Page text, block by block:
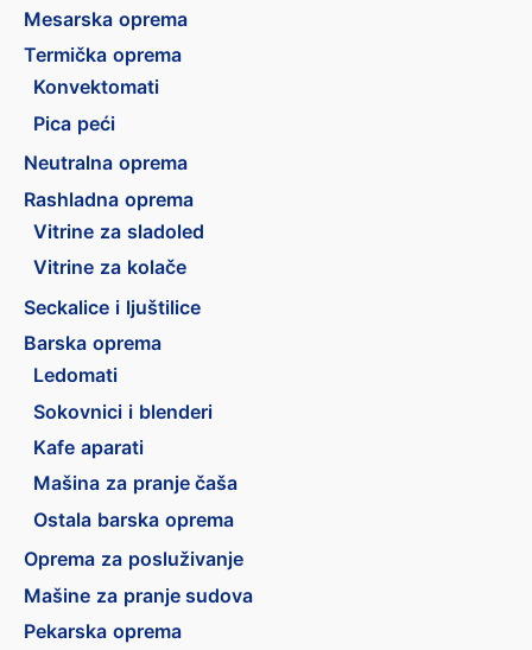
Mesarska oprema
Termička oprema
Konvektomati
Pica peći
Neutralna oprema
Rashladna oprema
Vitrine za sladoled
Vitrine za kolače
Seckalice i ljuštilice
Barska oprema
Ledomati
Sokovnici i blenderi
Kafe aparati
Mašina za pranje čaša
Ostala barska oprema
Oprema za posluživanje
Mašine za pranje sudova
Pekarska oprema